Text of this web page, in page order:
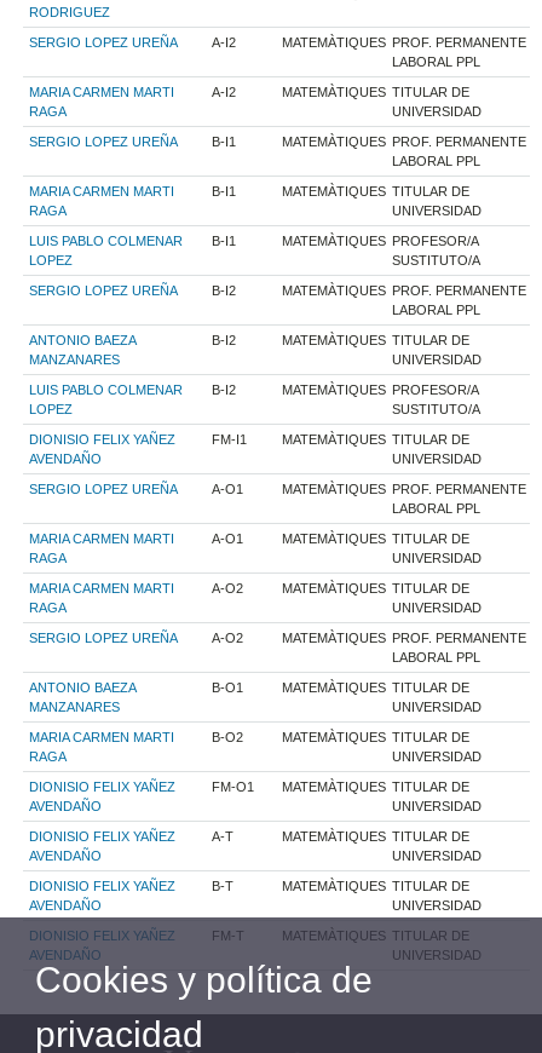
RODRIGUEZ
SERGIO LOPEZ UREÑA A-I2 MATEMÀTIQUES PROF. PERMANENTE
LABORAL PPL
MARIA CARMEN MARTI
RAGA
A-I2 MATEMÀTIQUES TITULAR DE
UNIVERSIDAD
SERGIO LOPEZ UREÑA B-I1 MATEMÀTIQUES PROF. PERMANENTE
LABORAL PPL
MARIA CARMEN MARTI
RAGA
B-I1 MATEMÀTIQUES TITULAR DE
UNIVERSIDAD
LUIS PABLO COLMENAR
LOPEZ
B-I1 MATEMÀTIQUES PROFESOR/A
SUSTITUTO/A
SERGIO LOPEZ UREÑA B-I2 MATEMÀTIQUES PROF. PERMANENTE
LABORAL PPL
ANTONIO BAEZA
MANZANARES
B-I2 MATEMÀTIQUES TITULAR DE
UNIVERSIDAD
LUIS PABLO COLMENAR
LOPEZ
B-I2 MATEMÀTIQUES PROFESOR/A
SUSTITUTO/A
DIONISIO FELIX YAÑEZ
AVENDAÑO
FM-I1 MATEMÀTIQUES TITULAR DE
UNIVERSIDAD
SERGIO LOPEZ UREÑA A-O1 MATEMÀTIQUES PROF. PERMANENTE
LABORAL PPL
MARIA CARMEN MARTI
RAGA
A-O1 MATEMÀTIQUES TITULAR DE
UNIVERSIDAD
MARIA CARMEN MARTI
RAGA
A-O2 MATEMÀTIQUES TITULAR DE
UNIVERSIDAD
SERGIO LOPEZ UREÑA A-O2 MATEMÀTIQUES PROF. PERMANENTE
LABORAL PPL
ANTONIO BAEZA
MANZANARES
B-O1 MATEMÀTIQUES TITULAR DE
UNIVERSIDAD
MARIA CARMEN MARTI
RAGA
B-O2 MATEMÀTIQUES TITULAR DE
UNIVERSIDAD
DIONISIO FELIX YAÑEZ
AVENDAÑO
FM-O1 MATEMÀTIQUES TITULAR DE
UNIVERSIDAD
DIONISIO FELIX YAÑEZ
AVENDAÑO
A-T MATEMÀTIQUES TITULAR DE
UNIVERSIDAD
DIONISIO FELIX YAÑEZ
AVENDAÑO
B-T MATEMÀTIQUES TITULAR DE
UNIVERSIDAD
DIONISIO FELIX YAÑEZ
AVENDAÑO
FM-T MATEMÀTIQUES TITULAR DE
UNIVERSIDAD
Cookies y política de
privacidad